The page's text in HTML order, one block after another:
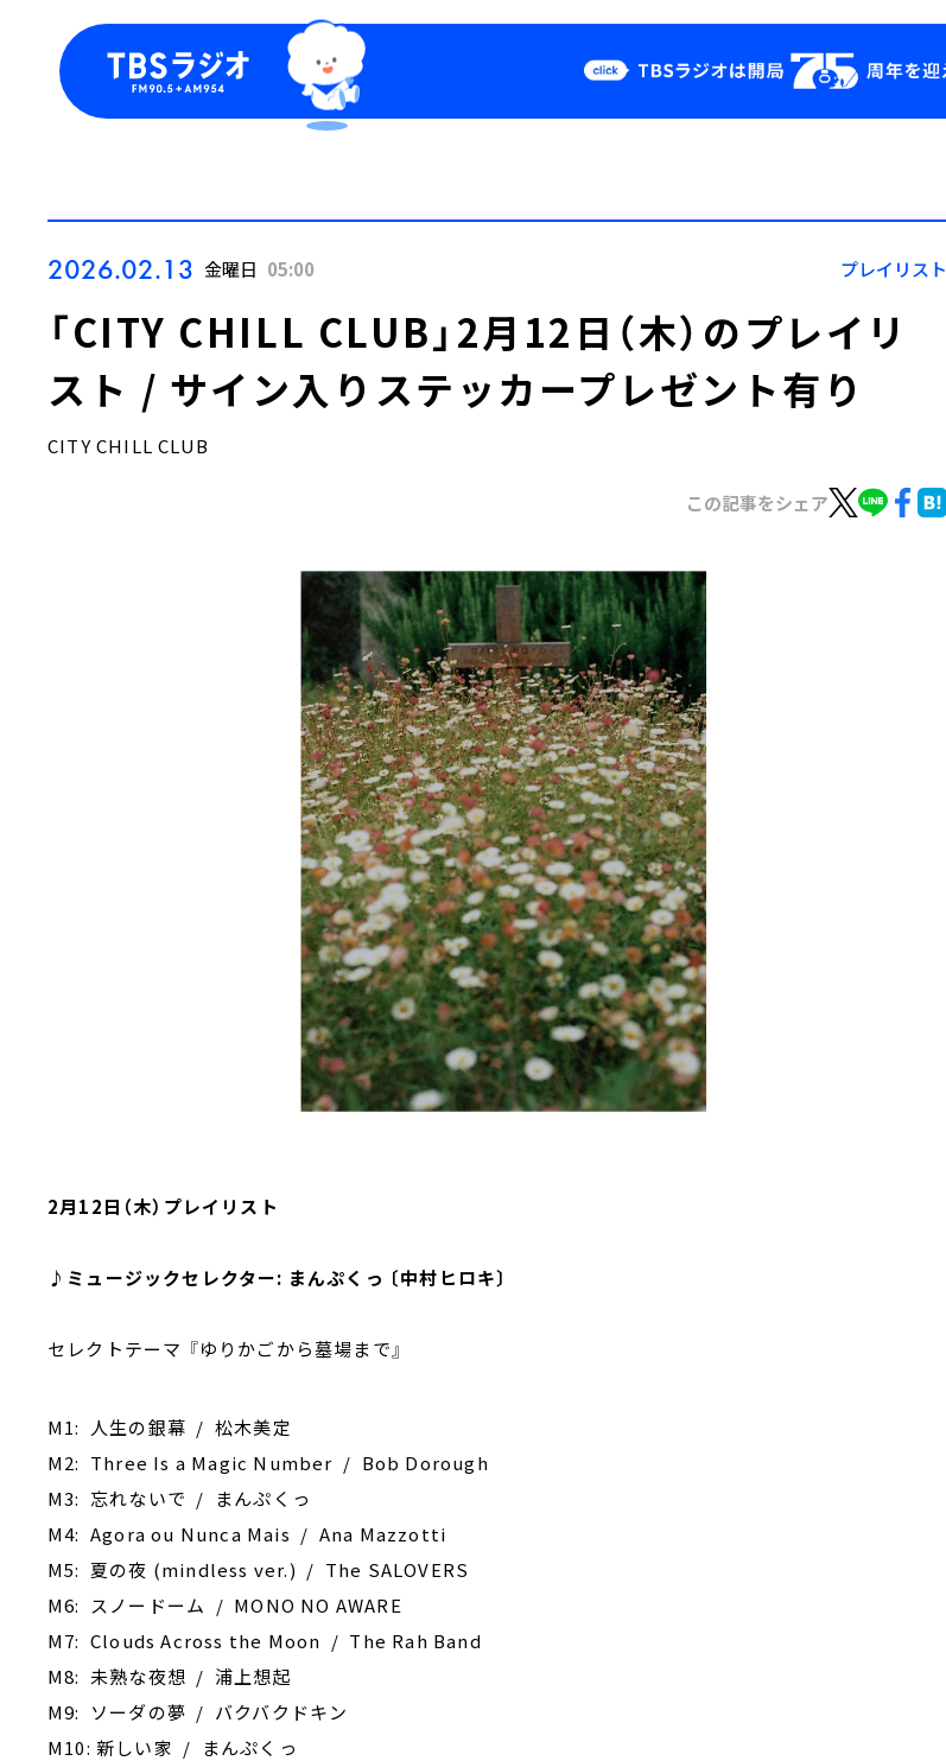
Podcast
YouTube
会社情報
2026.02.13 金曜日 05:00 プレイリスト
「CITY CHILL CLUB」2月12日（木）のプレイリ
スト / サイン入りステッカープレゼント有り
CITY CHILL CLUB
この記事をシェア
2月12日（木）プレイリスト
♪ミュージックセレクター: まんぷくっ 〔中村ヒロキ〕
セレクトテーマ 『ゆりかごから墓場まで』
M1: 人生の銀幕 / 松木美定
M2: Three Is a Magic Number / Bob Dorough
M3: 忘れないで / まんぷくっ
M4: Agora ou Nunca Mais / Ana Mazzotti
M5: 夏の夜 (mindless ver.) / The SALOVERS
M6: スノードーム / MONO NO AWARE
M7: Clouds Across the Moon / The Rah Band
M8: 未熟な夜想 / 浦上想起
M9: ソーダの夢 / バクバクドキン
M10: 新しい家 / まんぷくっ